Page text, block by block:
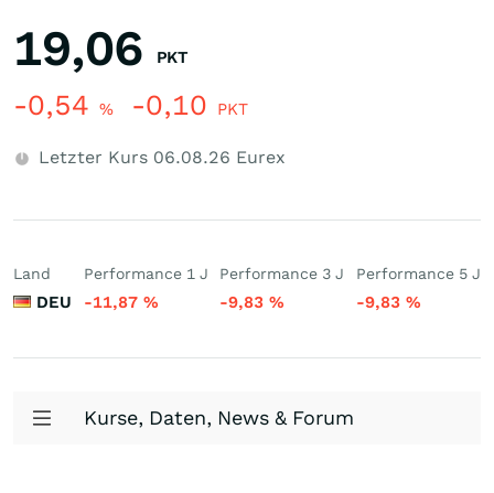
19,06 PKT
-0,54 % -0,10 PKT
Letzter Kurs 06.08.26 Eurex
Land
DEU
Performance 1 J
-11,87 %
Performance 3 J
-9,83%
Performance 5 J
-9,83 %
Kurse, Daten, News & Forum